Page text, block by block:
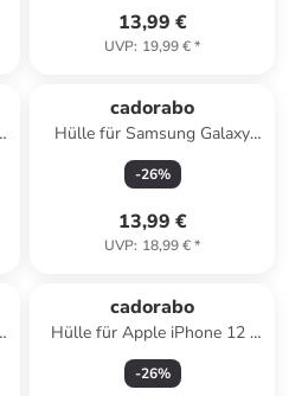
13,99 €
UVP: 19,99 €*
cadorabo
Hülle für Samsung Galaxy
A55 5G Glitzer Schutzhülle in
Grau
-26%
13,99 €
UVP: 18,99 €*
cadorabo
Hülle für Apple iPhone 12 /
12 PRO Glitzer Schutzhülle in
Grau
-26%